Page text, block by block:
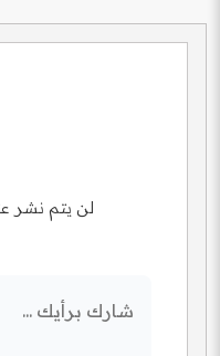
لن يتم نشر